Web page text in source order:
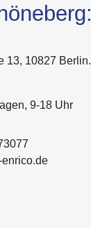
13, 10827 Berlin.
9-18 Uhr